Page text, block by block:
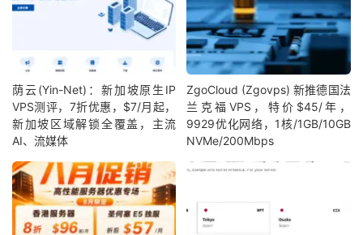
荫云(Yin-Net)：新加坡原生IP
VPS测评，7折优惠，$7/月起，
新加坡区域解锁全覆盖，主流
AI、流媒体
ZgoCloud (Zgovps) 新推德国法
兰克福VPS，特价$45/年，
9929优化网络，1核/1GB/10GB
NVMe/200Mbps